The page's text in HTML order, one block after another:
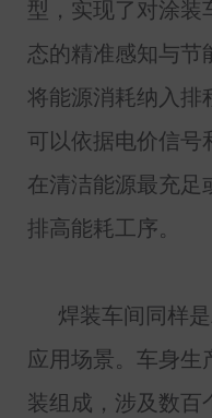
型，实现了对涂装
态的精准感知与节
将能源消耗纳入排
可以依据电价信号
在清洁能源最充足
排高能耗工序。
焊装车间同样是
应用场景。车身
装组成，涉及数百